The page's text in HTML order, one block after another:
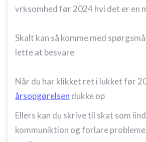
vrksomhed før 2024 hvi det er en
Skalt kan så komme med
lette at besvare
Når du har klikket ret i lukket før
årsopgørelsen dukke op
Ellers kan du skrive til skat som
kommuniktion og forlare